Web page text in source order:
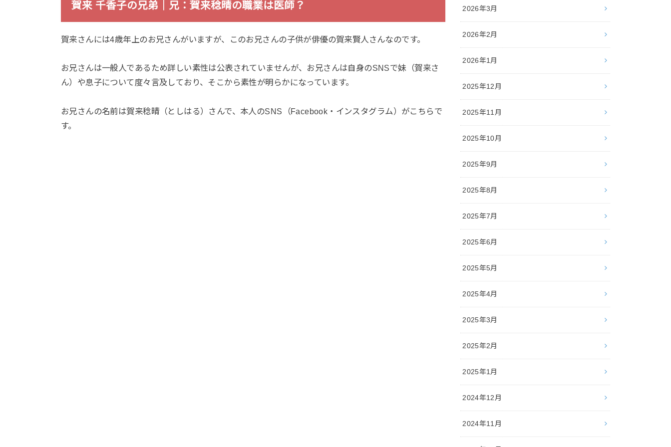
賀来 千香子の兄弟｜兄：賀来稔晴の職業は医師？
賀来さんには4歳年上のお兄さんがいますが、このお兄さんの子供が俳優の賀来賢人さんなのです。
お兄さんは一般人であるため詳しい素性は公表されていませんが、お兄さんは自身のSNSで妹（賀来さ
ん）や息子について度々言及しており、そこから素性が明らかになっています。
お兄さんの名前は賀来稔晴（としはる）さんで、本人のSNS（Facebook・インスタグラム）がこちらで
す。
2026年3月
2026年2月
2026年1月
2025年12月
2025年11月
2025年10月
2025年9月
2025年8月
2025年7月
2025年6月
2025年5月
2025年4月
2025年3月
2025年2月
2025年1月
2024年12月
2024年11月